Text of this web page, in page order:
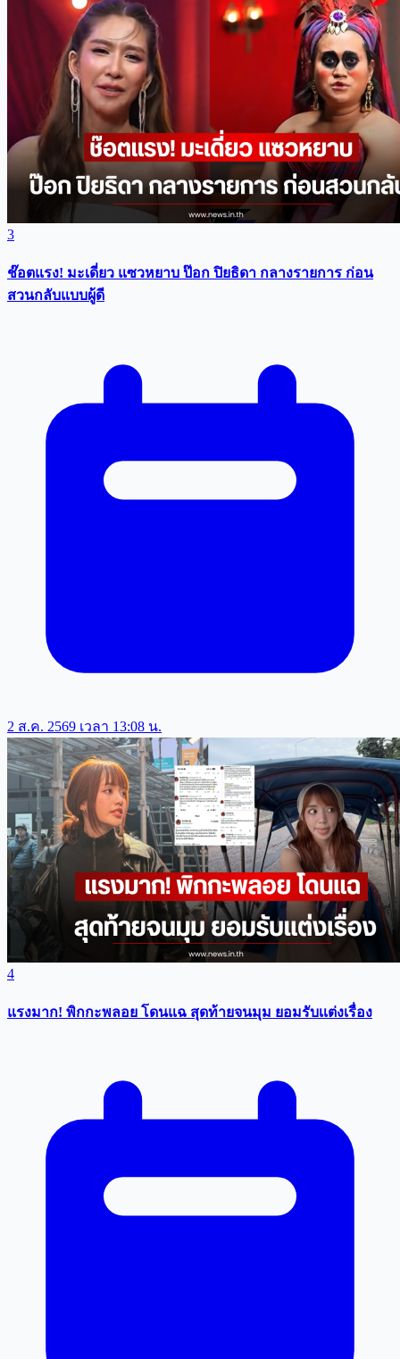
3
ช๊อตแรง! มะเดี่ยว แซวหยาบ ป๊อก ปิยธิดา กลางรายการ ก่อน
สวนกลับแบบผู้ดี
2 ส.ค. 2569 เวลา 13:08 น.
4
แรงมาก! พิกกะพลอย โดนแฉ สุดท้ายจนมุม ยอมรับเเต่งเรื่อง